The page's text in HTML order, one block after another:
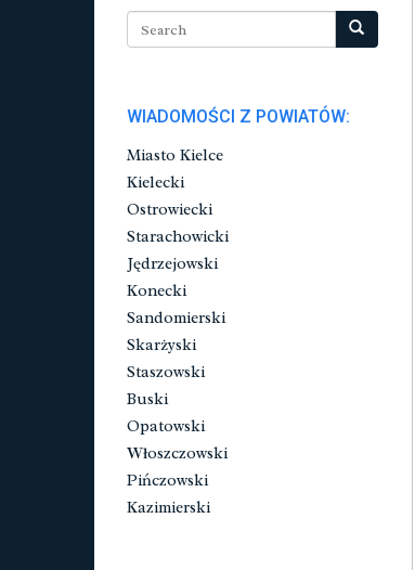
WIADOMOŚCI Z POWIATÓW:
Miasto Kielce
Kielecki
Ostrowiecki
Starachowicki
Jędrzejowski
Konecki
Sandomierski
Skarżyski
Staszowski
Buski
Opatowski
Włoszczowski
Pińczowski
Kazimierski